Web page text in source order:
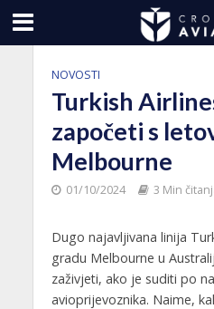
NOVOSTI
Turkish
započeti s
Melbourne
01/10/2024 3 Min
Dugo najavljivana linija
gradu Melbourne u
zaživjeti, ako je suditi po
avioprijevoznika. Naime,